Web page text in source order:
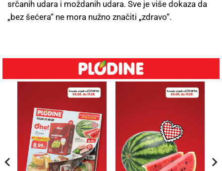
srčanih udara i moždanih udara. Sve je više dokaza da
„bez šećera“ ne mora nužno značiti „zdravo“.